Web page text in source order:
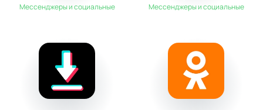
Мессенджеры и социальные Мессенджеры и социальные